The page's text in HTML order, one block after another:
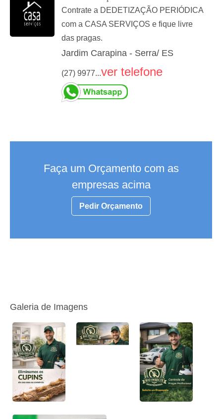
Contrate a DEDETIZAÇÃO PERIÓDICA
com a CASA SERVIÇOS e fique livre
das pragas.
Jardim Carapina - Serra/ ES
(27) 9977...ver telefone
Faça um Orçamento com as
empresas acima
Pedir Orçamento
Galeria de Imagens